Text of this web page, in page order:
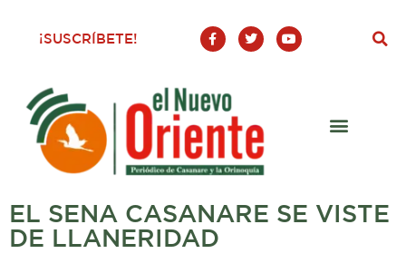
¡SUSCRÍBETE!
F
a
c
o
o
-
T
w
i
Y
o
u
EL SENA CASANARE SE VISTE
DE LLANERIDAD